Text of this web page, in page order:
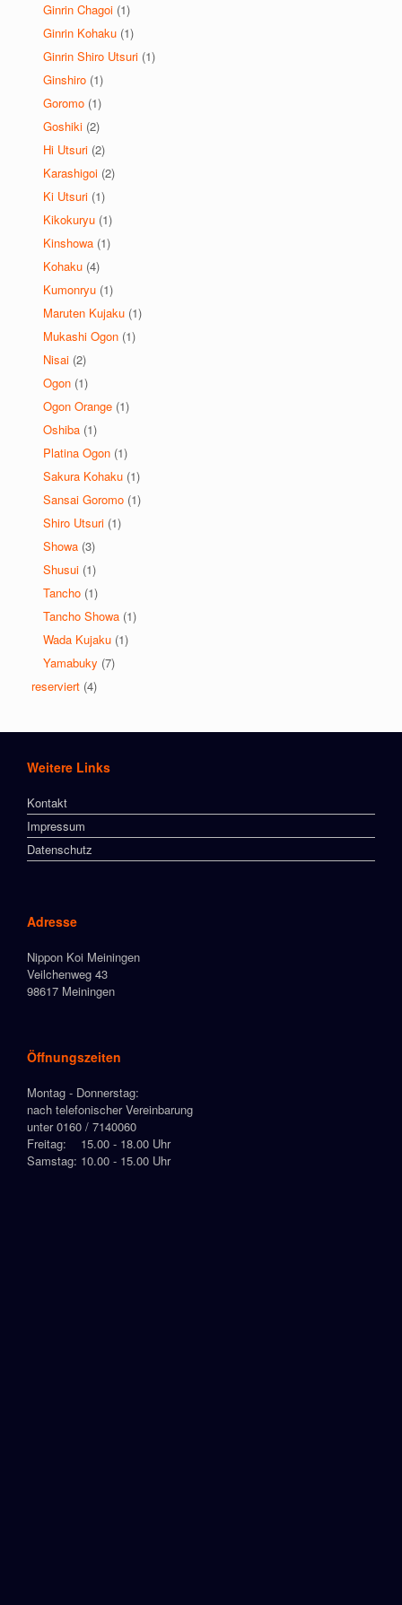
Ginrin Chagoi (1)
Ginrin Kohaku (1)
Ginrin Shiro Utsuri (1)
Ginshiro (1)
Goromo (1)
Goshiki (2)
Hi Utsuri (2)
Karashigoi (2)
Ki Utsuri (1)
Kikokuryu (1)
Kinshowa (1)
Kohaku (4)
Kumonryu (1)
Maruten Kujaku (1)
Mukashi Ogon (1)
Nisai (2)
Ogon (1)
Ogon Orange (1)
Oshiba (1)
Platina Ogon (1)
Sakura Kohaku (1)
Sansai Goromo (1)
Shiro Utsuri (1)
Showa (3)
Shusui (1)
Tancho (1)
Tancho Showa (1)
Wada Kujaku (1)
Yamabuky (7)
reserviert (4)
Weitere Links
Kontakt
Impressum
Datenschutz
Adresse
Nippon Koi Meiningen
Veilchenweg 43
98617 Meiningen
Öffnungszeiten
Montag - Donnerstag:
nach telefonischer Vereinbarung
unter 0160 / 7140060
Freitag: 15.00 - 18.00 Uhr
Samstag: 10.00 - 15.00 Uhr